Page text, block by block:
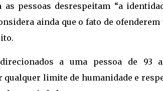
pessoas desrespeitam “a
ainda que o fato de ofenderem
a uma pessoa de 93
limite de humanidade e